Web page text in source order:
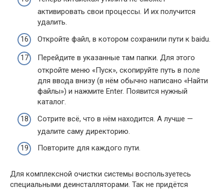
активировать свои процессы. И их получится
удалить.
Откройте файл, в котором сохранили пути к baidu.
Перейдите в указанные там папки. Для этого
откройте меню «Пуск», скопируйте путь в поле
для ввода внизу (в нём обычно написано «Найти
файлы») и нажмите Enter. Появится нужный
каталог.
Сотрите всё, что в нём находится. А лучше —
удалите саму директорию.
Повторите для каждого пути.
Для комплексной очистки системы воспользуетесь
специальными деинсталляторами. Так не придётся